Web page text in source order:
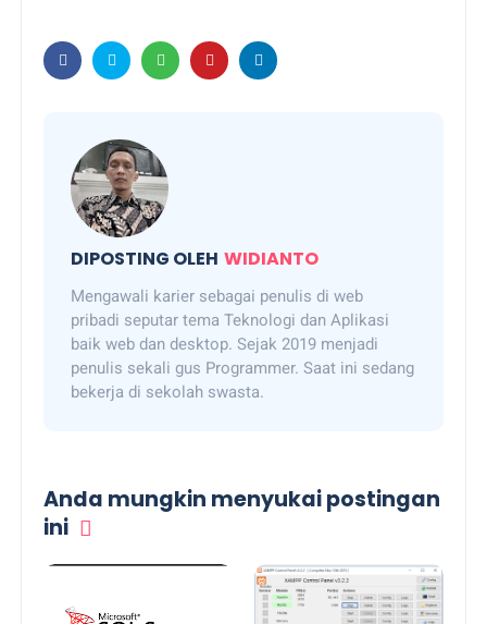
DIPOSTING OLEH WIDIANTO
Mengawali karier sebagai penulis di web
pribadi seputar tema Teknologi dan Aplikasi
baik web dan desktop. Sejak 2019 menjadi
penulis sekali gus Programmer. Saat ini sedang
bekerja di sekolah swasta.
Anda mungkin menyukai postingan
ini